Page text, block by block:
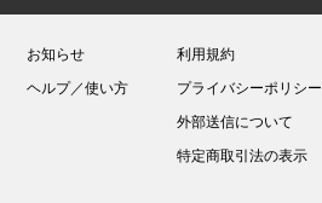
お知らせ
ヘルプ／使い方
利用規約
プライバシーポリシー
外部送信について
特定商取引法の表示